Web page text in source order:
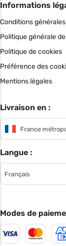
Informations
Conditions
Politique générale
Politique de cookies
Préférence des
Mentions légales
Livraison en :
France
Langue :
Français
Modes de